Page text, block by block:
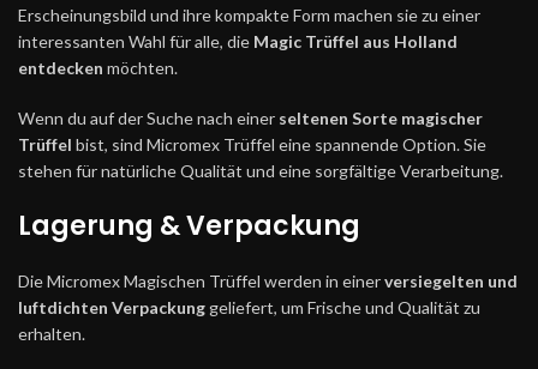
Erscheinungsbild und ihre kompakte Form machen sie zu einer
interessanten Wahl für alle, die Magic Trüffel aus Holland
entdecken möchten.
Wenn du auf der Suche nach einer seltenen Sorte magischer
Trüffel bist, sind Micromex Trüffel eine spannende Option. Sie
stehen für natürliche Qualität und eine sorgfältige Verarbeitung.
Lagerung & Verpackung
Die Micromex Magischen Trüffel werden in einerversiegelten und
luftdichten Verpackung geliefert, um Frische und Qualität zu
erhalten.